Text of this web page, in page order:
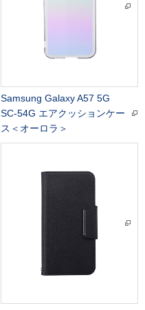
Samsung Galaxy A57 5G
SC-54G エアクッションケー
ス＜オーロラ＞